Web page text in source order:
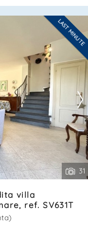
con area
portico e sulla
con bagnoLAST MINUTE
31
villa
ref. SV631T